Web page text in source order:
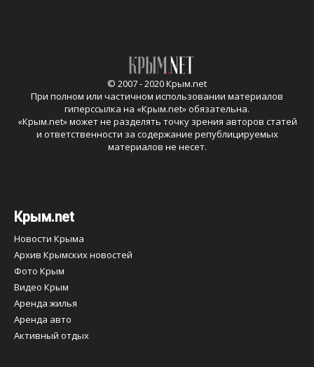
© 2007 - 2020 Крым.net
При полном или частичном использовании материалов
гиперссылка на «Крым.net» обязательна.
«Крым.net» может не разделять точку зрения авторов статей
и ответственности за содержание републицируемых
материалов не несет.
Крым.net
Новости Крыма
Архив Крымских новостей
Фото Крым
Видео Крым
Аренда жилья
Аренда авто
Активный отдых